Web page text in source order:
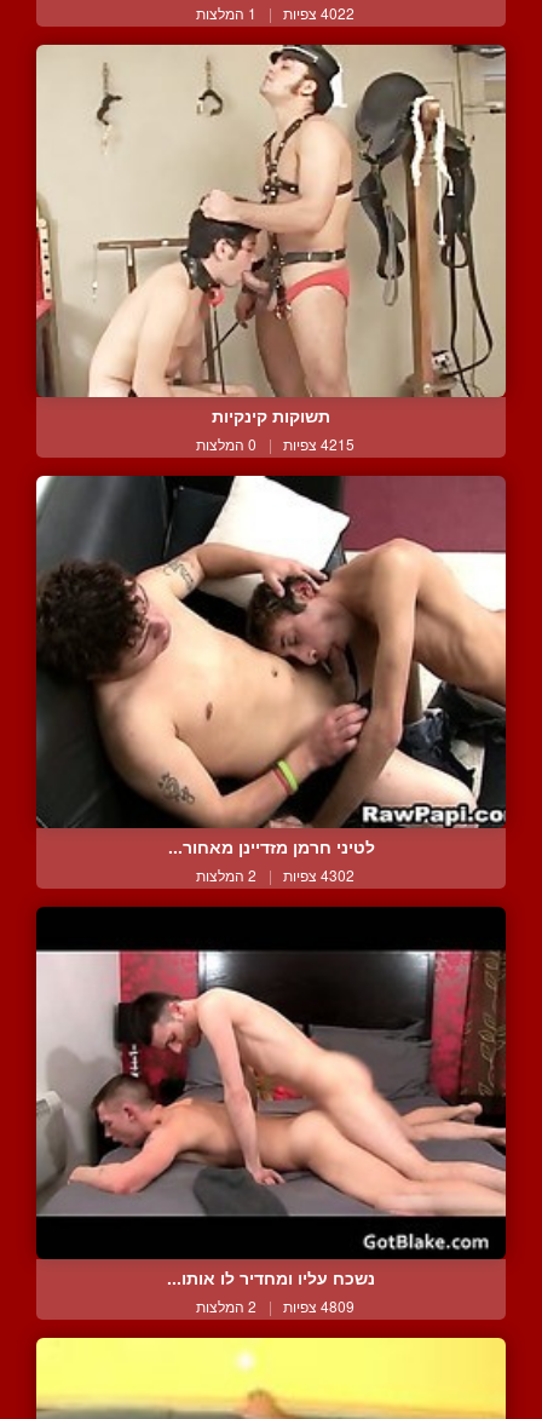
4022 צפיות | 1 המלצות
תשוקות קינקיות
4215 צפיות | 0 המלצות
לטיני חרמן מזדיינן מאחור...
4302 צפיות | 2 המלצות
נשכח עליו ומחדיר לו אותו...
4809 צפיות | 2 המלצות